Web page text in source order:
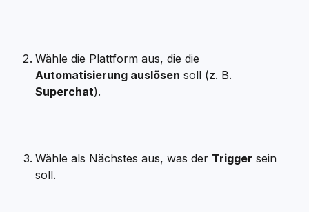
Wähle die Plattform aus, die die
Automatisierung auslösen soll (z. B.
Superchat).
Wähle als Nächstes aus, was der Trigger sein
soll.